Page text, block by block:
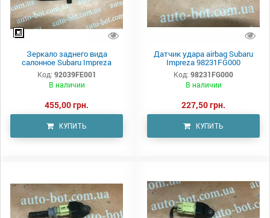
Зеркало заднего вида
салонное Subaru Impreza
Код: 92039FE001
В наличии
455,00 грн.
КУПИТЬ
Датчик удара airbag Subaru
Impreza 98231FG000
Код: 98231FG000
В наличии
227,50 грн.
КУПИТЬ